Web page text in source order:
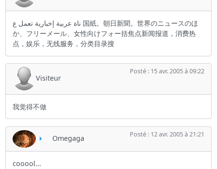
ناة عربية إخبارية تعمل ع 国紙。朝日新聞。世界のニュースのほ
か、フリーメール、女性向けフォー括焦点新闻报道，消费热
点，娱乐，无线服务，分类目录搜
Visiteur
Posté : 15 avr. 2005 à 09:22
我觉得不做
Omegaga Posté : 12 avr. 2005 à 21:21
cooool...